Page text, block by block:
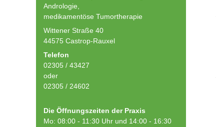
Andrologie,
medikamentöse Tumortherapie
Wittener Straße 40
44575 Castrop-Rauxel
Telefon
02305 / 43427
oder
02305 / 24602
Die Öffnungszeiten der Praxis
Mo: 08:00 - 11:30 Uhr und 14:00 - 16:30